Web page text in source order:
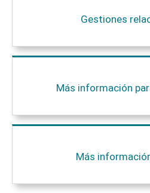
Gestiones
Más información
Más